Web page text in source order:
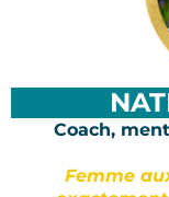
Coach,
Femme